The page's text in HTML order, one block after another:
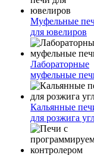
Муфельные
для ювелиров
Лабораторные
муфельные
Кальянные
для розжига